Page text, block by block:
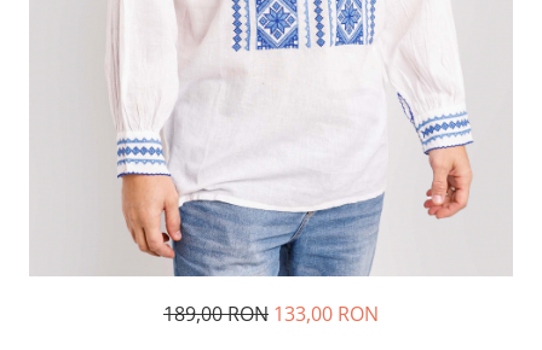
189,00 RON 133,00 RON